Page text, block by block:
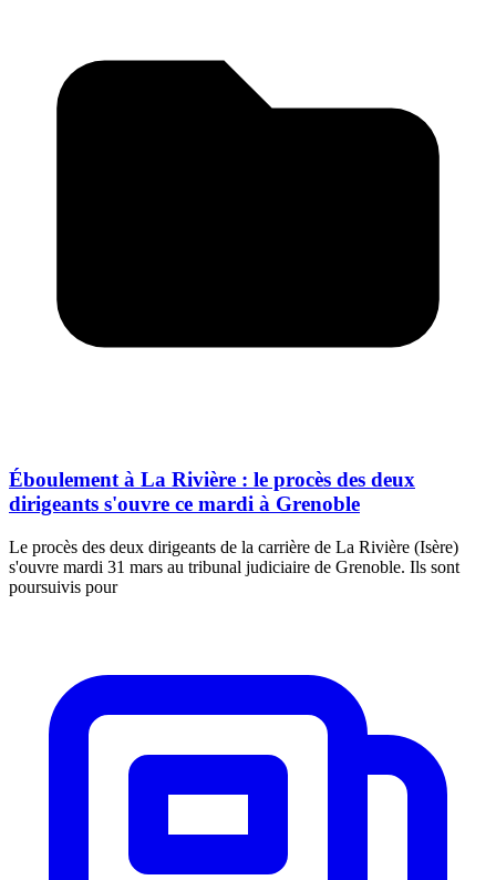
Éboulement à La Rivière : le procès des deux
dirigeants s'ouvre ce mardi à Grenoble
Le procès des deux dirigeants de la carrière de La Rivière (Isère)
s'ouvre mardi 31 mars au tribunal judiciaire de Grenoble. Ils sont
poursuivis pour